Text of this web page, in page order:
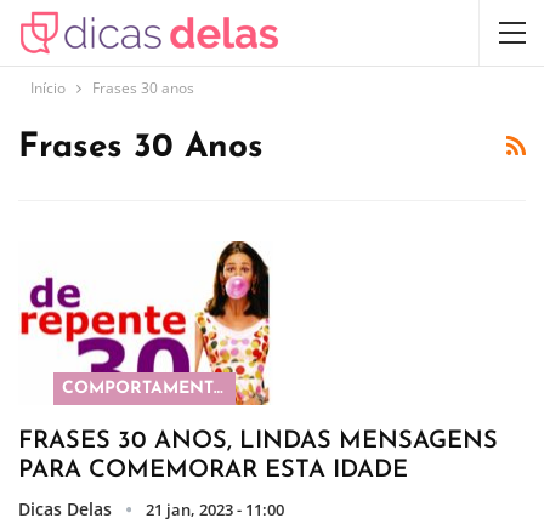
Início Frases 30 anos
Frases 30 Anos
COMPORTAMENTO
FRASES 30 ANOS, LINDAS MENSAGENS
PARA COMEMORAR ESTA IDADE
Dicas Delas 21 jan, 2023 - 11:00